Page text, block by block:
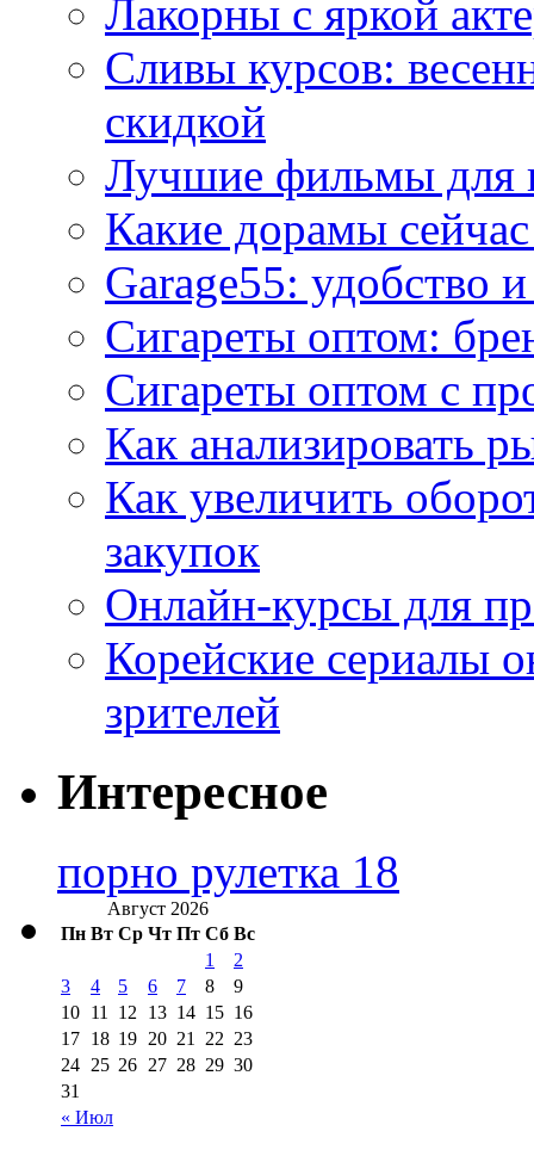
Лакорны с яркой
Сливы курсов:
скидкой
Лучшие фильмы для
Какие дорамы
Garage55: удобство
Сигареты оптом:
Сигареты оптом с
Как анализировать
Как увеличить
закупок
Онлайн-курсы для
Корейские сериалы
зрителей
Интересное
порно рулетка 18
Август 2026
Пн Вт Ср Чт Пт Сб Вс
« Июл
1
2
3
4 5 6 7 8
9
10 11 12 13 14 15 16
17 18 19 20 21 22 23
24 25 26 27 28 29 30
31